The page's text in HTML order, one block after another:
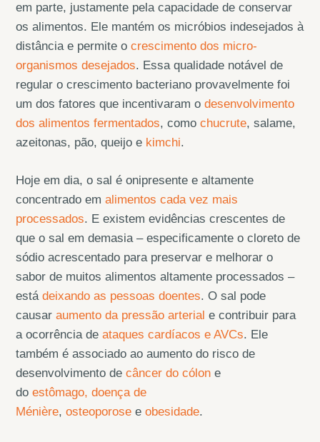
em parte, justamente pela capacidade de conservar
os alimentos. Ele mantém os micróbios indesejados à
distância e permite ocrescimento dos micro-
organismos desejados. Essa qualidade notável de
regular o crescimento bacteriano provavelmente foi
um dos fatores que incentivaram odesenvolvimento
dos alimentos fermentados, comochucrute, salame,
azeitonas, pão, queijo e kimchi.
Hoje em dia, o sal é onipresente e altamente
concentrado emalimentos cada vez mais
processados. E existem evidências crescentes de
que o sal em demasia – especificamente o cloreto de
sódio acrescentado para preservar e melhorar o
sabor de muitos alimentos altamente processados –
estádeixando as pessoas doentes. O sal pode
causaraumento da pressão arteriale contribuir para
a ocorrência deataques cardíacos e AVCs. Ele
também é associado ao aumento do risco de
desenvolvimento decâncer do cólon e
doestômago, doença de
Ménière,osteoporose eobesidade.